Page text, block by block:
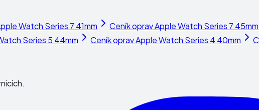
Watch Series 7 41mm Ceník opravApple Watch Series 7 45mm
Series 5 44mm Ceník opravApple Watch Series 4 40mm